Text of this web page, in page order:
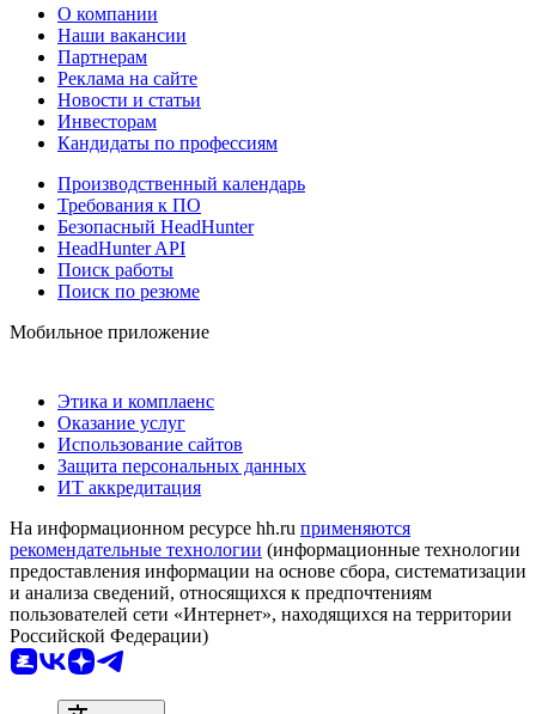
О компании
Наши вакансии
Партнерам
Реклама на сайте
Новости и статьи
Инвесторам
Кандидаты по профессиям
Производственный календарь
Требования к ПО
Безопасный HeadHunter
HeadHunter API
Поиск работы
Поиск по резюме
Мобильное приложение
Этика и комплаенс
Оказание услуг
Использование сайтов
Защита персональных данных
ИТ аккредитация
На информационном ресурсе hh.ru применяются
рекомендательные технологии (информационные технологии
предоставления информации на основе сбора, систематизации
и анализа сведений, относящихся к предпочтениям
пользователей сети «Интернет», находящихся на территории
Российской Федерации)